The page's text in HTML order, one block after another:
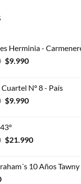
Herminia -
El
era:
$17.990.
$9.990El
es:
$9.990.
N° 8 - País
El
era:
$17.990.
$9.990El
$9.990.
El
era:
$21.990El
es:
10 Años Tawny